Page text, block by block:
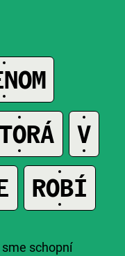
V
ROBÍ
schopní